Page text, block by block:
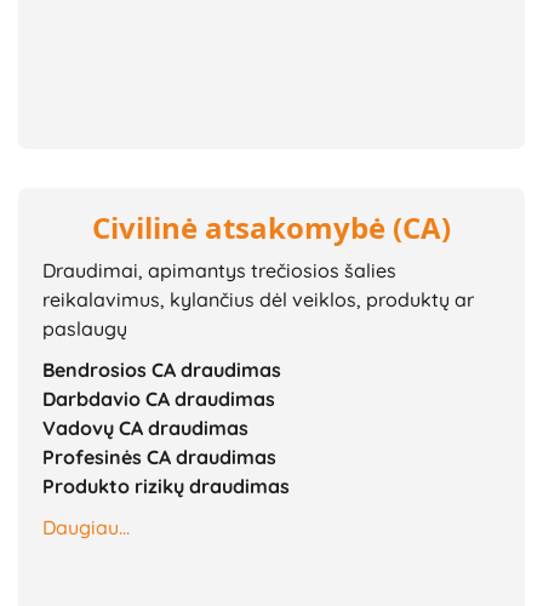
Civilinė atsakomybė (CA)
Draudimai, apimantys trečiosios šalies
reikalavimus, kylančius dėl veiklos, produktų ar
paslaugų
Bendrosios CA draudimas
Darbdavio CA draudimas
Vadovų CA draudimas
Profesinės CA draudimas
Produkto rizikų draudimas
Daugiau...